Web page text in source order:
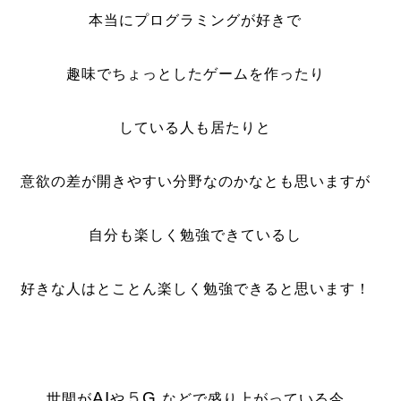
本当にプログラミングが好きで
趣味でちょっとしたゲームを作ったり
している人も居たりと
意欲の差が開きやすい分野なのかなとも思いますが
自分も楽しく勉強できているし
好きな人はとことん楽しく勉強できると思います！